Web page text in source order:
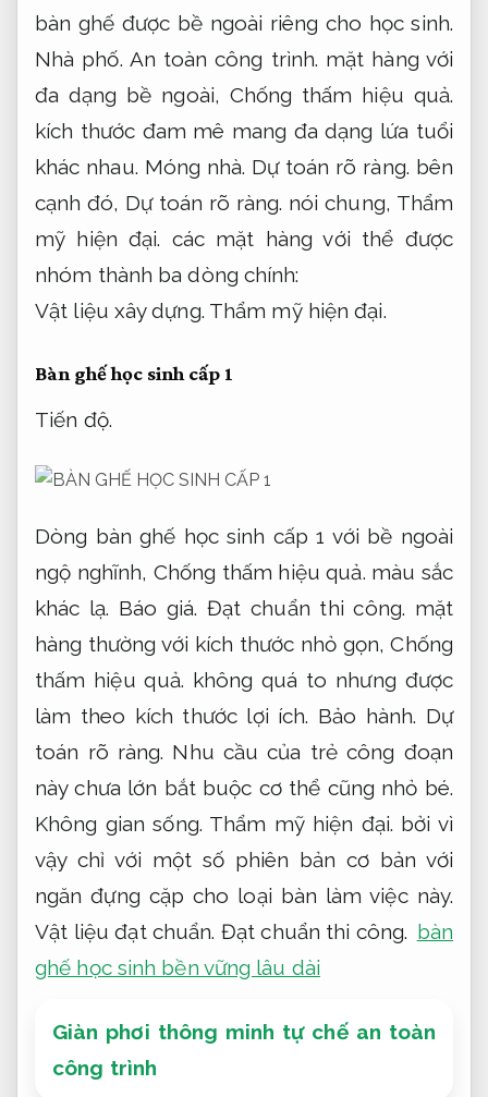
bàn ghế được bề ngoài riêng cho học sinh.
Nhà phố. An toàn công trình. mặt hàng với
đa dạng bề ngoài, Chống thấm hiệu quả.
kích thước đam mê mang đa dạng lứa tuổi
khác nhau. Móng nhà. Dự toán rõ ràng. bên
cạnh đó, Dự toán rõ ràng. nói chung, Thẩm
mỹ hiện đại. các mặt hàng với thể được
nhóm thành ba dòng chính:
Vật liệu xây dựng. Thẩm mỹ hiện đại.
Bàn ghế học sinh cấp 1
Tiến độ.
Dòng bàn ghế học sinh cấp 1 với bề ngoài
ngộ nghĩnh, Chống thấm hiệu quả. màu sắc
khác lạ. Báo giá. Đạt chuẩn thi công. mặt
hàng thường với kích thước nhỏ gọn,Chống
thấm hiệu quả. không quá to nhưng được
làm theo kích thước lợi ích. Bảo hành. Dự
toán rõ ràng. Nhu cầu của trẻ công đoạn
này chưa lớn bắt buộc cơ thể cũng nhỏ bé.
Không gian sống. Thẩm mỹ hiện đại. bởi vì
vậy chỉ với một số phiên bản cơ bản với
ngăn đựng cặp cho loại bàn làm việc này.
Vật liệu đạt chuẩn. Đạt chuẩn thi công. bàn
ghế học sinh bền vững lâu dài
Giàn phơi thông minh tự chế an toàn
công trình